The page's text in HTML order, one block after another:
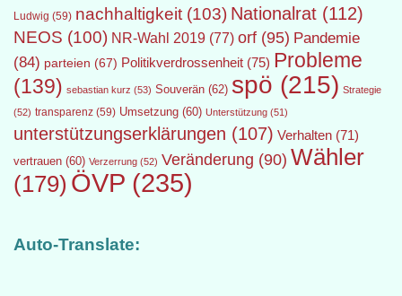
Ludwig (59) nachhaltigkeit (103) Nationalrat (112)
NEOS (100) NR-Wahl 2019 (77) orf (95) Pandemie
(84) parteien (67) Politikverdrossenheit (75) Probleme
(139) sebastian kurz (53) Souverän (62) spö (215) Strategie
(52) transparenz (59) Umsetzung (60) Unterstützung (51)
unterstützungserklärungen (107) Verhalten (71)
vertrauen (60) Verzerrung (52) Veränderung (90) Wähler
(179) ÖVP (235)
Auto-Translate: